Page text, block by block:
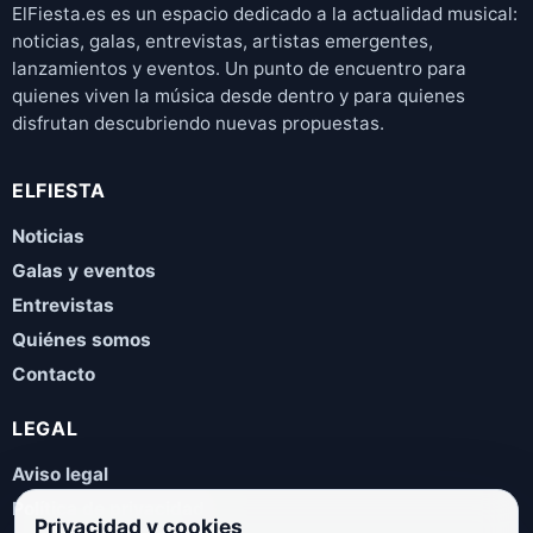
ElFiesta.es es un espacio dedicado a la actualidad musical:
noticias, galas, entrevistas, artistas emergentes,
lanzamientos y eventos. Un punto de encuentro para
quienes viven la música desde dentro y para quienes
disfrutan descubriendo nuevas propuestas.
ELFIESTA
Noticias
Galas y eventos
Entrevistas
Quiénes somos
Contacto
LEGAL
Aviso legal
Política de privacidad
Privacidad y cookies